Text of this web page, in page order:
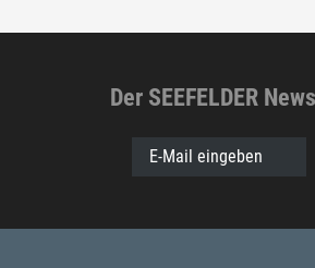
Der SEEFELDER
E-Mail eingeben